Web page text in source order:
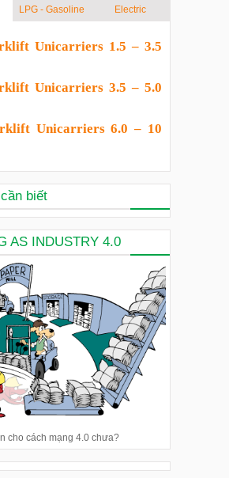
LPG - Gasoline Electric
Unicarriers 1.5 – 3.5
Unicarriers 3.5 – 5.0
Unicarriers 6.0 – 10
biết
AS INDUSTRY 4.0
cho cách mạng 4.0 chưa?